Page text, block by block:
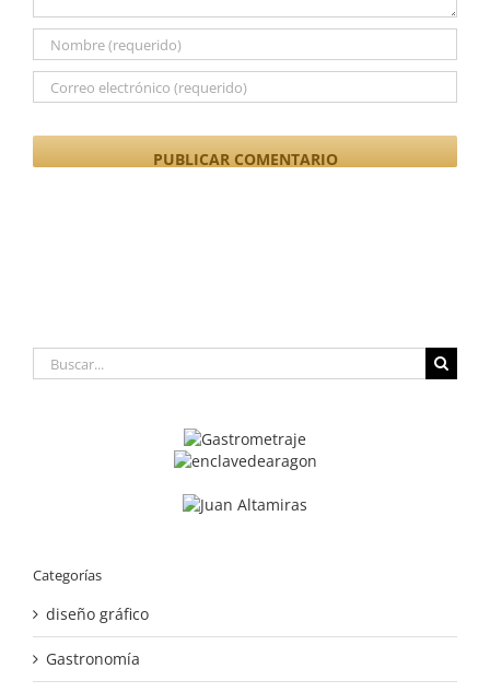
Buscar:
Categorías
diseño gráfico
Gastronomía